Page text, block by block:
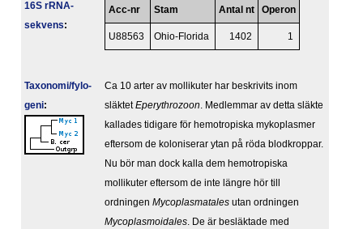
16S rRNA-
sekvens:
Acc-nr Stam Antal nt Operon
U88563 Ohio-Florida 1402 1
Taxonomi/fylo­
geni:
Ca 10 arter av mollikuter har beskrivits inom
släktetEperythrozoon . Medlemmar av detta släkte
kallades tidigare för hemotropiska mykoplasmer
eftersom de koloniserar ytan på röda blodkroppar.
Nu bör man dock kalla dem hemotropiska
mollikuter eftersom de inte längre hör till
ordningen Mycoplasmatales utan ordningen
Mycoplasmoidales . De är besläktade med